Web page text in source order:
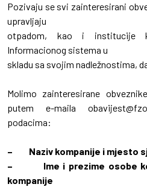
Pozivaju se svi zainteresirani
upravljaju
otpadom, kao i institucije
Informacionog sistema u
skladu sa svojim nadležnostima,
Molimo zainteresirane
putem e-maila
podacima:
– Naziv kompanije i mjesto
– Ime i prezime osobe
kompanije